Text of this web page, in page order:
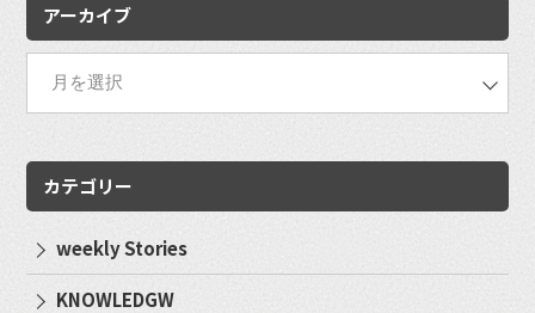
アーカイブ
カテゴリー
weekly Stories
KNOWLEDGW